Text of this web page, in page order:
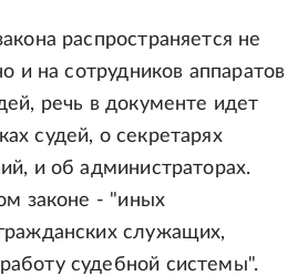
распространяется не
и на сотрудников аппаратов
речь в документе идет
судей, о секретарях
и об администраторах.
законе - "иных
служащих,
судебной системы".